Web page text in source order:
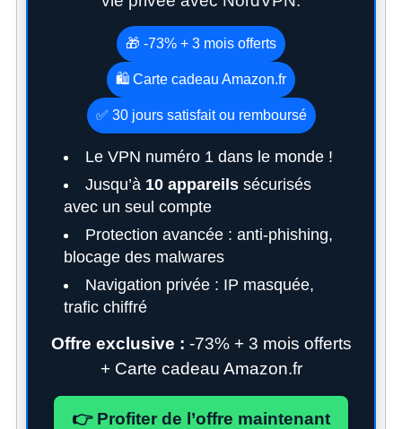
🎁 -73% + 3 mois offerts
🛍️ Carte cadeau Amazon.fr
✅ 30 jours satisfait ou remboursé
Le VPN numéro 1 dans le monde !
Jusqu’à 10 appareilssécurisés
avec un seul compte
Protection avancée : anti-phishing,
blocage des malwares
Navigation privée : IP masquée,
trafic chiffré
Offre exclusive : -73% + 3 mois offerts
+ Carte cadeau Amazon.fr
👉 Profiter de l’offre maintenant